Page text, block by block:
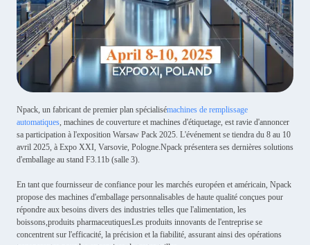
Npack, un fabricant de premier plan spécialisémachines de remplissage
automatiques, machines de couverture et machines d'étiquetage, est ravie d'annoncer
sa participation à l'exposition Warsaw Pack 2025. L'événement se tiendra du 8 au 10
avril 2025, à Expo XXI, Varsovie, Pologne.Npack présentera ses dernières solutions
d'emballage au stand F3.11b (salle 3).
En tant que fournisseur de confiance pour les marchés européen et américain, Npack
propose des machines d'emballage personnalisables de haute qualité conçues pour
répondre aux besoins divers des industries telles que l'alimentation, les
boissons,produits pharmaceutiquesLes produits innovants de l'entreprise se
concentrent sur l'efficacité, la précision et la fiabilité, assurant ainsi des opérations